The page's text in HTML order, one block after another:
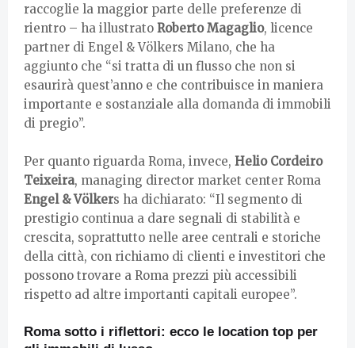
raccoglie la maggior parte delle preferenze di
rientro – ha illustrato Roberto Magaglio, licence
partner di Engel & Völkers Milano, che ha
aggiunto che “si tratta di un flusso che non si
esaurirà quest’anno e che contribuisce in maniera
importante e sostanziale alla domanda di immobili
di pregio”.
Per quanto riguarda Roma, invece, Helio Cordeiro
Teixeira, managing director market center Roma
Engel & Völkers ha dichiarato: “Il segmento di
prestigio continua a dare segnali di stabilità e
crescita, soprattutto nelle aree centrali e storiche
della città, con richiamo di clienti e investitori che
possono trovare a Roma prezzi più accessibili
rispetto ad altre importanti capitali europee”.
Roma sotto i riflettori: ecco le location top per